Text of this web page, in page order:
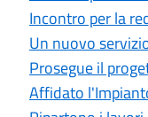
Incontro per la
Un nuovo
Prosegue il
Affidato